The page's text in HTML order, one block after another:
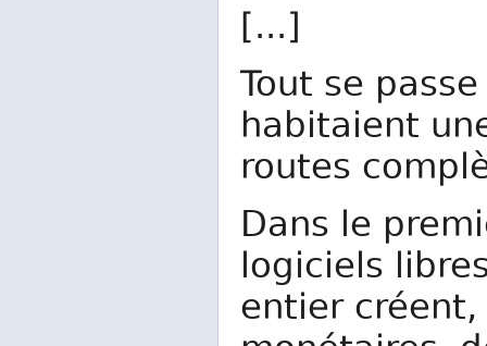
[...]
Tout se
habitaient
routes
Dans le
logiciels
entier